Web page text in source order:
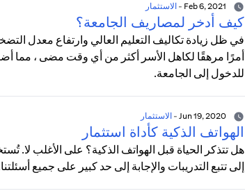
-الاستثمار
كيف أدخر لمصاريف الجامعة؟
في ظل زيادة تكاليف التعليم العالي وارتفاع معدل
أمرًا مرهقًا لكاهل الأسر أكثر من أي وقت مضى ، مما
للدخول إلى الجامعة.
Jun 19, 2020
-الاستثمار
الهواتف الذكية كأداة استثمار
هل تتذكر الحياة قبل الهواتف الذكية؟ على الأغلب لا.
إلى تتبع التدريبات والإجابة إلى حد كبير على جميع